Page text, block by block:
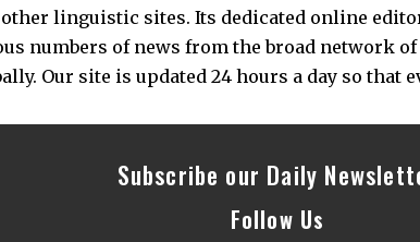
linguistic sites. Its dedicated online
numbers of news from the broad network
Our site is updated 24 hours a day so that
Subscribe our Daily
Follow Us